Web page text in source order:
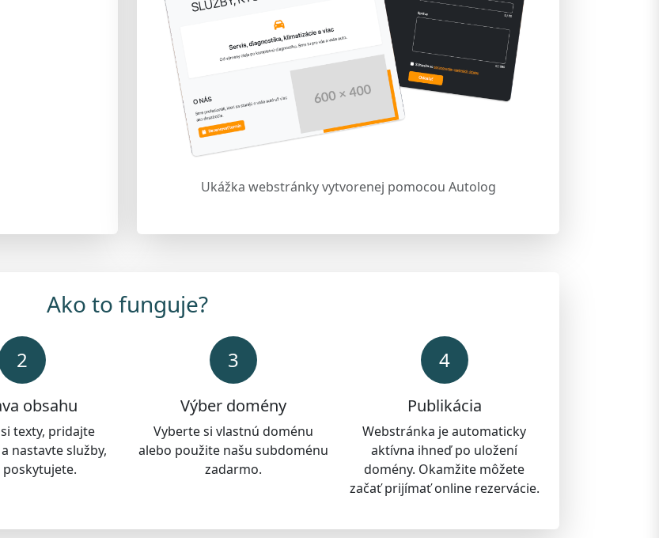
Ukážka webstránky vytvorenej pomocou Autolog
Ako to funguje?
2
obsahu
texty, pridajte
nastavte služby,
3
Výber domény
Vyberte si vlastnú doménu
alebo použite našu subdoménu
zadarmo.
4
Publikácia
Webstránka je automaticky
aktívna ihneď po uložení
domény. Okamžite môžete
začať prijímať online rezervácie.